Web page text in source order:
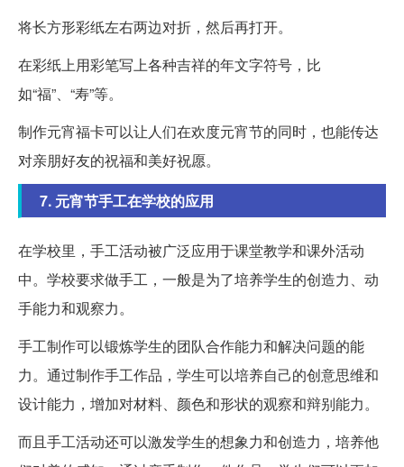
将长方形彩纸左右两边对折，然后再打开。
在彩纸上用彩笔写上各种吉祥的年文字符号，比
如“福”、“寿”等。
制作元宵福卡可以让人们在欢度元宵节的同时，也能传达
对亲朋好友的祝福和美好祝愿。
7. 元宵节手工在学校的应用
在学校里，手工活动被广泛应用于课堂教学和课外活动
中。学校要求做手工，一般是为了培养学生的创造力、动
手能力和观察力。
手工制作可以锻炼学生的团队合作能力和解决问题的能
力。通过制作手工作品，学生可以培养自己的创意思维和
设计能力，增加对材料、颜色和形状的观察和辩别能力。
而且手工活动还可以激发学生的想象力和创造力，培养他